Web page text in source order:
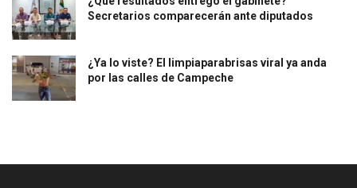
Secretarios comparecerán ante diputados
¿Ya lo viste? El limpiaparabrisas viral ya anda
por las calles de Campeche